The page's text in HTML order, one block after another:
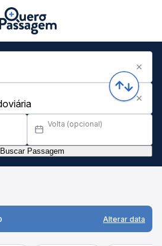
Volta (opcional)
Buscar Passagem
Alterar data